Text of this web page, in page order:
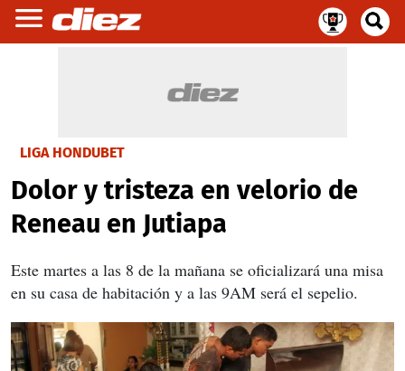
LIGA HONDUBET
Dolor y tristeza en velorio de
Reneau en Jutiapa
Este martes a las 8 de la mañana se oficializará una misa
en su casa de habitación y a las 9AM será el sepelio.